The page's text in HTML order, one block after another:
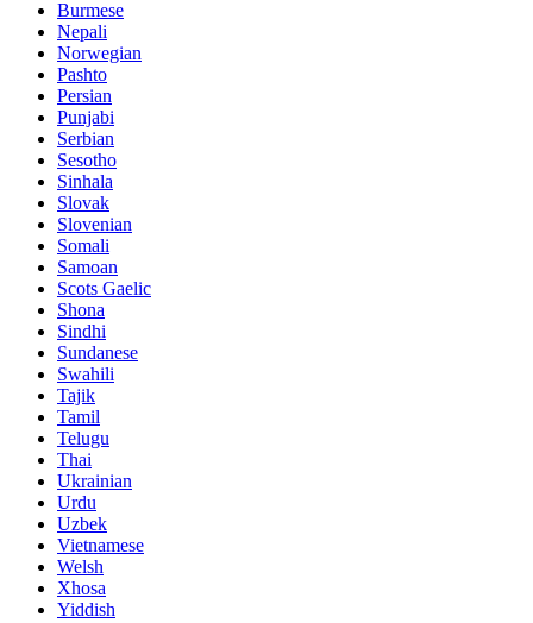
Burmese
Nepali
Norwegian
Pashto
Persian
Punjabi
Serbian
Sesotho
Sinhala
Slovak
Slovenian
Somali
Samoan
Scots Gaelic
Shona
Sindhi
Sundanese
Swahili
Tajik
Tamil
Telugu
Thai
Ukrainian
Urdu
Uzbek
Vietnamese
Welsh
Xhosa
Yiddish